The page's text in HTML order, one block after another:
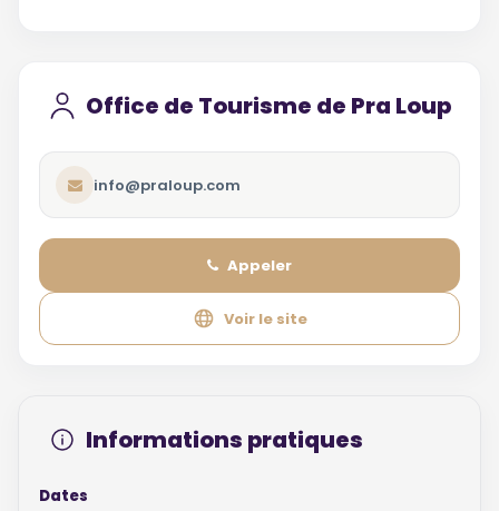
Office de Tourisme de Pra Loup
info@praloup.com
Appeler
Voir le site
Informations pratiques
Dates